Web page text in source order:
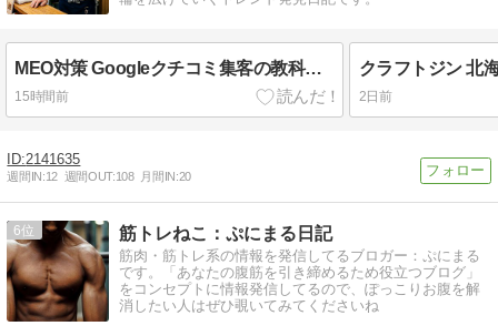
MEO対策 Googleクチコミ集客の教科書 ビジネス書
15時間前
クラフトジン 北
2日前
2141635
週間IN:12 週間OUT:108 月間IN:20
6 筋トレねこ：ぷにまる日記
筋肉・筋トレ系の情報を発信してるブロガー：ぷにまる
です。「あなたの腹筋を引き締めるため役立つブログ」
をコンセプトに情報発信してるので、ぽっこりお腹を解
消したい人はぜひ覗いてみてくださいね